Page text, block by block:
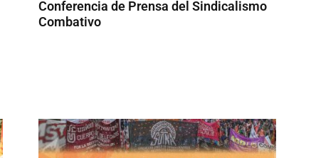
Conferencia de Prensa del Sindicalismo
Combativo